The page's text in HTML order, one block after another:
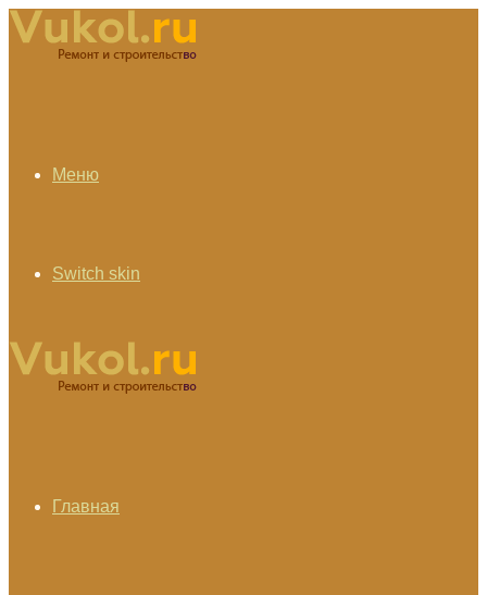
Меню
Switch skin
Главная